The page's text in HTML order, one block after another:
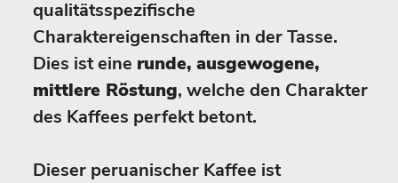
qualitätsspezifische
Charaktereigenschaften in der Tasse.
Dies ist eine runde, ausgewogene,
mittlere Röstung, welche den Charakter
des Kaffees perfekt betont.
Dieser peruanischer Kaffee ist